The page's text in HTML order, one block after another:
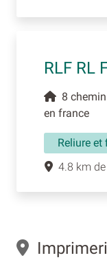
RLF RL
8
en france
Reliure et
4.8 km